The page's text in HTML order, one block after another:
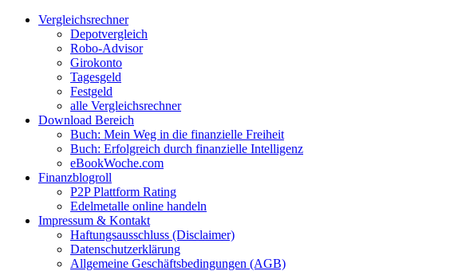
Zum
Facebook
Twitter
Instagram
Pinterest
YouTubeVergleichsrechner
Depotvergleich
Robo-Advisor
Girokonto
Tagesgeld
Festgeld
alle Vergleichsrechner
Download Bereich
Buch: Mein Weg in die finanzielle Freiheit
Buch: Erfolgreich durch finanzielle Intelligenz
eBookWoche.com
Finanzblogroll
P2P Plattform Rating
Edelmetalle online handeln
Impressum & Kontakt
Haftungsausschluss (Disclaimer)
Datenschutzerklärung
Allgemeine Geschäftsbedingungen (AGB)